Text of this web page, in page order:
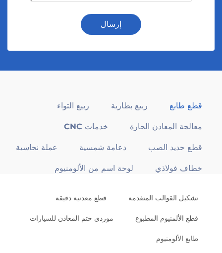
إرسال
قطع طابع ربيع بطارية ربيع التواء
معالجة المعادن الحارة خدمات CNC
قطع حديد الصب دعامة شمسية عملة نحاسية
خطاف فولاذي لوحة اسم من الألومنيوم
تشكيل القوالب المتقدمة قطع معدنية دقيقة
قطع الألمنيوم المطبوع موردي ختم المعادن للسيارات
طابع الألومنيوم